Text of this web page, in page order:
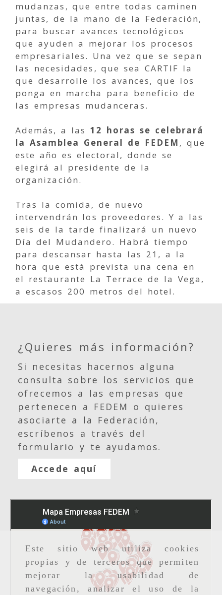
Este sitio web utiliza cookies
propias y de terceros que permiten
mejorar la usabilidad de
navegación, analizar el uso de la
mudanzas, que entre todas caminen
juntas, de la mano de la Federación,
para buscar avances tecnológicos
que ayuden a mejorar los procesos
empresariales. Una vez que se sepan
las necesidades, que sea CARTIF la
que desarrolle los avances, que los
ponga en marcha para beneficio de
las empresas mudanceras.
Además, a las 12 horas se celebrará
la Asamblea General de FEDEM , que
este año es electoral, donde se
elegirá al presidente de la
organización.
Tras la comida, de nuevo
intervendrán los proveedores. Y a las
seis de la tarde finalizará un nuevo
Día del Mudandero. Habrá tiempo
para descansar hasta las 21, a la
hora que está prevista una cena en
el restaurante La Terrace de la Vega,
a escasos 200 metros del hotel.
¿Quieres más información?
Si necesitas hacernos alguna
consulta sobre los servicios que
ofrecemos a las empresas que
pertenecen a FEDEM o quieres
asociarte a la Federación,
escríbenos a través del
formulario y te ayudamos.
Accede aquí